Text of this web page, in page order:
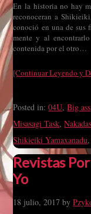
En la historia no hay
reconoceran a
conoció en una de sus
mente y al
contenida por el otro…
[Continuar Leyendo y
Posted in:04U,Big ass
Misasagi Task,
Shikieiki Yamaxanadu
Revistas
Yo
18 julio, 2017 by